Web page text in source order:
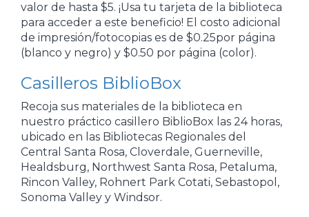
valor de hasta $5. ¡Usa tu tarjeta de la biblioteca
para acceder a este beneficio! El costo adicional
de impresión/fotocopias es de $0.25por página
(blanco y negro) y $0.50 por página (color).
Casilleros BiblioBox
Recoja sus materiales de la biblioteca en
nuestro práctico casillero BiblioBox las 24 horas,
ubicado en las Bibliotecas Regionales del
Central Santa Rosa, Cloverdale, Guerneville,
Healdsburg, Northwest Santa Rosa, Petaluma,
Rincon Valley, Rohnert Park Cotati, Sebastopol,
Sonoma Valley y Windsor.